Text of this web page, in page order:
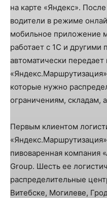
на карте «Яндекс».
водители в режиме
мобильное приложение
работает с 1С и
автоматически передает
которые нужно
ограничениям, складам,
Первым клиентом
пивоваренная компания
Group. Шесть ее
распределительные
Витебске, Могилеве,